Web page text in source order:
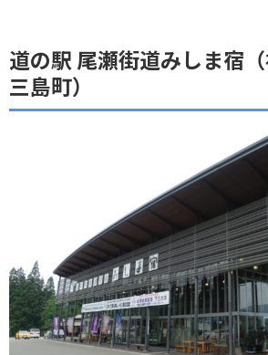
道の駅 尾瀬街道みしま宿
三島町）